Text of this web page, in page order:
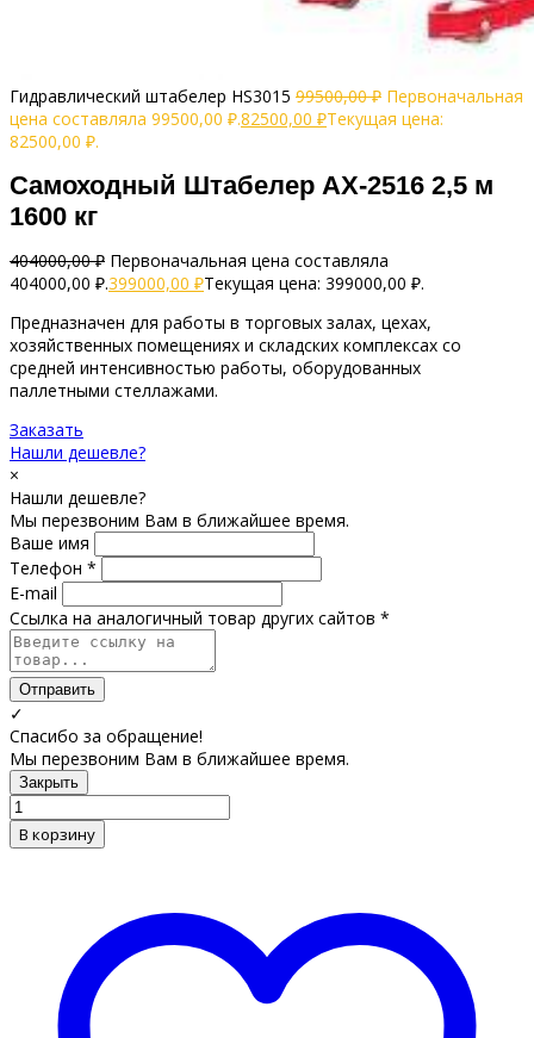
Гидравлический штабелер HS3015 99500,00₽ Первоначальная
цена составляла 99500,00 ₽.82500,00 ₽Текущая цена:
82500,00 ₽.
Самоходный Штабелер AX-2516 2,5 м
1600 кг
404000,00₽ Первоначальная цена составляла
404000,00 ₽.399000,00 ₽Текущая цена: 399000,00 ₽.
Предназначен для работы в торговых залах, цехах,
хозяйственных помещениях и складских комплексах со
средней интенсивностью работы, оборудованных
паллетными стеллажами.
Заказать
Нашли дешевле?
×
Нашли дешевле?
Мы перезвоним Вам в ближайшее время.
Ваше имя
Телефон *
E-mail
Ссылка на аналогичный товар других сайтов *
Отправить
✓
Спасибо за обращение!
Мы перезвоним Вам в ближайшее время.
Закрыть
В корзину